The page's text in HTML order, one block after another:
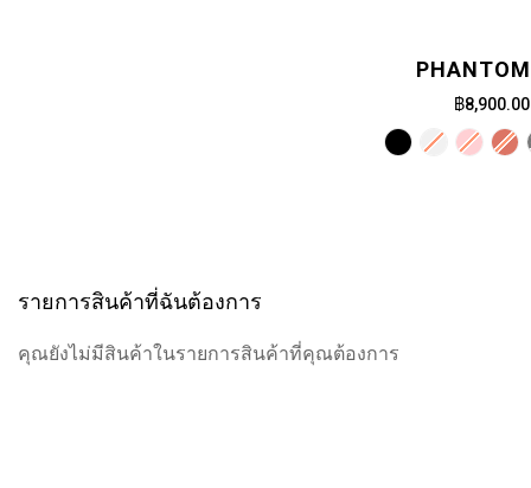
฿8,900.00
รายการสินค้าที่ฉันต้องการ
คุณยังไม่มีสินค้าในรายการสินค้าที่คุณต้องการ